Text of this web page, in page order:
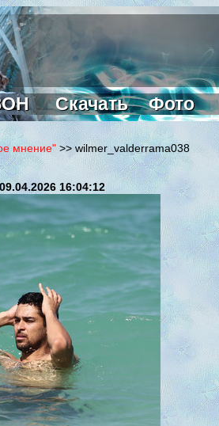
Скачать Фото
мнение" >> wilmer_valderrama038
09.04.2026 16:04:12